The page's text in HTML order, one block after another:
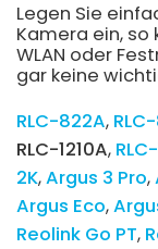
Legen Sie
Kamera ein, so
WLAN oder
gar keine
RLC-822A
RLC-1210A
2K Argus 3 Pro
Argus Eco
Reolink Go PT